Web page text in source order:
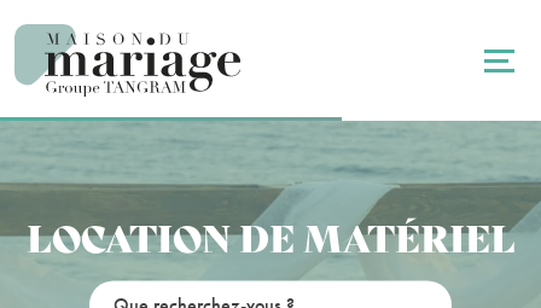
LOCATION DE MATÉRIEL